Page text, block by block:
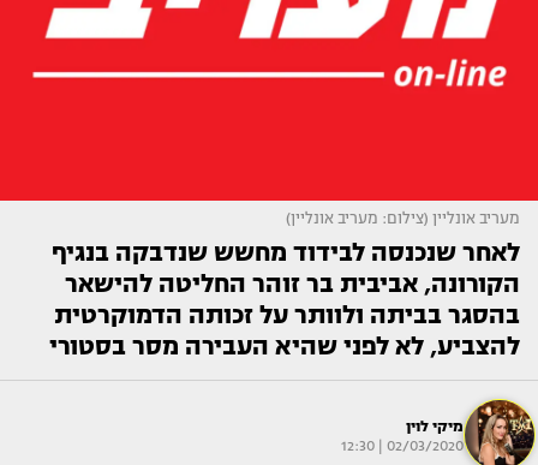
מעריב אונליין (צילום: מעריב אונליין)
לאחר שנכנסה לבידוד מחשש שנדבקה בנגיף
הקורונה, אביבית בר זוהר החליטה להישאר
בהסגר בביתה ולוותר על זכותה הדמוקרטית
להצביע, לא לפני שהיא העבירה מסר בסטורי
מיקי לוין
02/03/2020 | 12:30